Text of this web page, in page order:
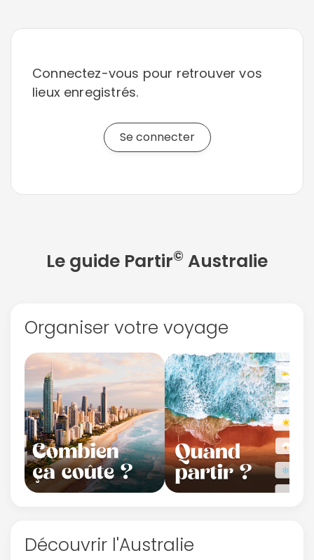
Connectez-vous pour retrouver vos
lieux enregistrés.
Se connecter
Le guide Partir© Australie
Organiser votre voyage
Découvrir l'Australie